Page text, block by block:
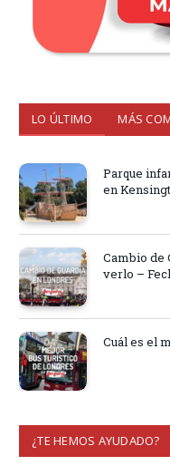
LO ÚLTIMO MÁS
Parque
en
Cambio de
verlo –
Cuál es el
¿TE HEMOS AYUDADO?